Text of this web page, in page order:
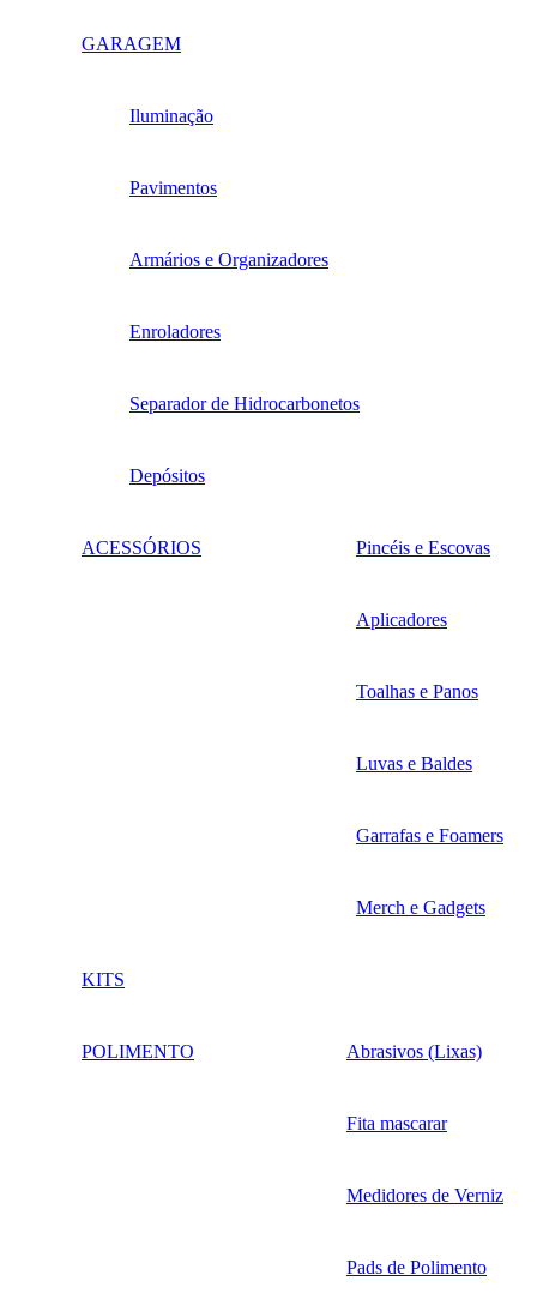
GARAGEM
Iluminação
Pavimentos
Armários e Organizadores
Enroladores
Separador de Hidrocarbonetos
Depósitos
ACESSÓRIOS Pincéis e Escovas
Aplicadores
Toalhas e Panos
Luvas e Baldes
Garrafas e Foamers
Merch e Gadgets
KITS
POLIMENTO Abrasivos (Lixas)
Fita mascarar
Medidores de Verniz
Pads de Polimento